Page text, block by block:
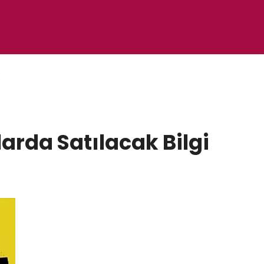
Satılacak Bilgi